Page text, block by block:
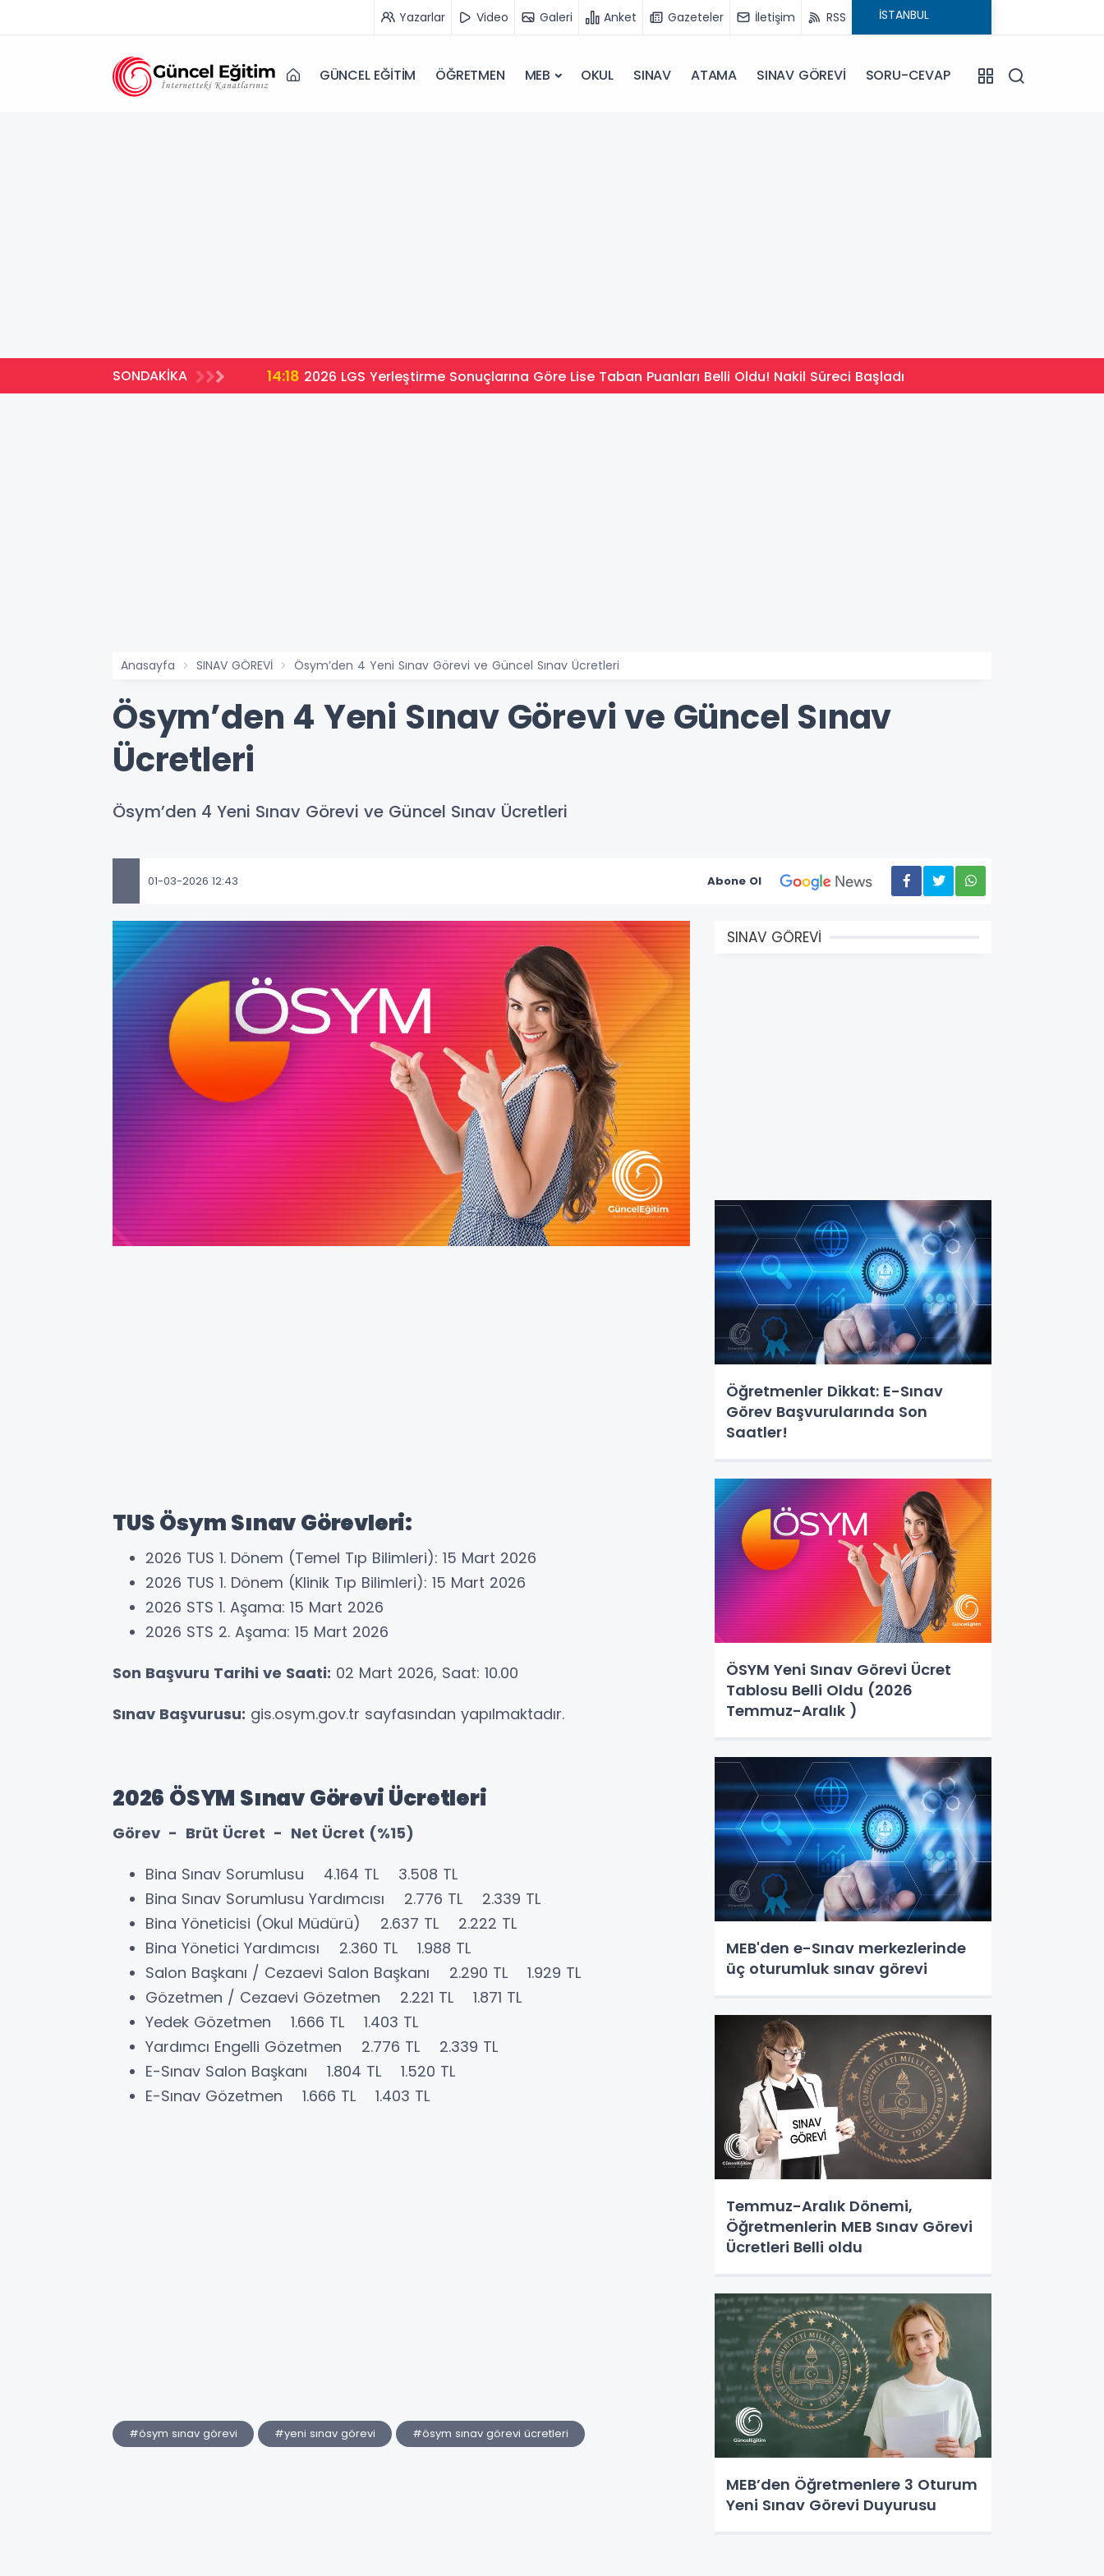
Yazarlar Video Galeri Anket Gazeteler İletişim RSS
GÜNCEL EĞİTİM ÖĞRETMEN MEB OKUL SINAV ATAMA SINAV GÖREVİ SORU-CEVAP
SONDAKİKA 14:18 2026 LGS Yerleştirme Sonuçlarına Göre Lise Taban Puanları Belli Oldu! Nakil Süreci Başladı
Anasayfa SINAV GÖREVİ Ösym’den 4 Yeni Sınav Görevi ve Güncel Sınav Ücretleri
Ösym’den 4 Yeni Sınav Görevi ve Güncel Sınav
Ücretleri
Ösym’den 4 Yeni Sınav Görevi ve Güncel Sınav Ücretleri
01-03-2026 12:43 Abone Ol
TUS Ösym Sınav Görevleri:
2026 TUS 1. Dönem (Temel Tıp Bilimleri): 15 Mart 2026
2026 TUS 1. Dönem (Klinik Tıp Bilimleri): 15 Mart 2026
2026 STS 1. Aşama: 15 Mart 2026
2026 STS 2. Aşama: 15 Mart 2026
Son Başvuru Tarihi ve Saati: 02 Mart 2026, Saat: 10.00
Sınav Başvurusu: gis.osym.gov.tr sayfasından yapılmaktadır.
2026 ÖSYM Sınav Görevi Ücretleri
Görev - Brüt Ücret - Net Ücret (%15)
Bina Sınav Sorumlusu 4.164 TL 3.508 TL
Bina Sınav Sorumlusu Yardımcısı 2.776 TL 2.339 TL
Bina Yöneticisi (Okul Müdürü) 2.637 TL 2.222 TL
Bina Yönetici Yardımcısı 2.360 TL 1.988 TL
Salon Başkanı / Cezaevi Salon Başkanı 2.290 TL 1.929 TL
Gözetmen / Cezaevi Gözetmen 2.221 TL 1.871 TL
Yedek Gözetmen 1.666 TL 1.403 TL
Yardımcı Engelli Gözetmen 2.776 TL 2.339 TL
E-Sınav Salon Başkanı 1.804 TL 1.520 TL
E-Sınav Gözetmen 1.666 TL 1.403 TL
#ösym sınav görevi #yeni sınav görevi #ösym sınav görevi ücretleri
SINAV GÖREVİ
Öğretmenler Dikkat: E-Sınav
Görev Başvurularında Son
Saatler!
ÖSYM Yeni Sınav Görevi Ücret
Tablosu Belli Oldu (2026
Temmuz-Aralık )
MEB'den e-Sınav merkezlerinde
üç oturumluk sınav görevi
Temmuz-Aralık Dönemi,
Öğretmenlerin MEB Sınav Görevi
Ücretleri Belli oldu
MEB’den Öğretmenlere 3 Oturum
Yeni Sınav Görevi Duyurusu